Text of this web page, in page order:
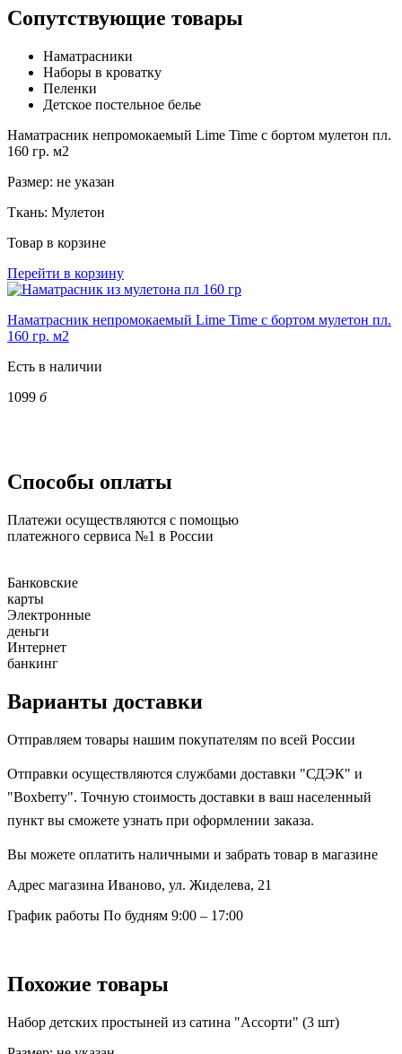
Сопутствующие товары
Наматрасники
Наборы в кроватку
Пеленки
Детское постельное белье
Наматрасник непромокаемый Lime Time с бортом мулетон пл.
160 гр. м2
Размер: не указан
Ткань: Мулетон
Товар в корзине
Перейти в корзину
Наматрасник непромокаемый Lime Time с бортом мулетон пл.
160 гр. м2
Есть в наличии
1099 б
Способы оплаты
Платежи осуществляются с помощью
платежного сервиса №1 в России
Банковские
карты
Электронные
деньги
Интернет
банкинг
Варианты доставки
Отправляем товары нашим покупателям по всей России
Отправки осуществляются службами доставки "СДЭК" и
"Boxberry". Точную стоимость доставки в ваш населенный
пункт вы сможете узнать при оформлении заказа.
Вы можете оплатить наличными и забрать товар в магазине
Адрес магазина Иваново, ул. Жиделева, 21
График работы По будням 9:00 – 17:00
Похожие товары
Набор детских простыней из сатина "Ассорти" (3 шт)